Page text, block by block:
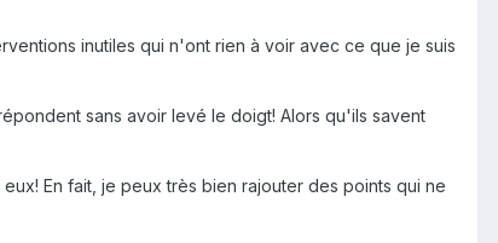
inutiles qui n'ont rien à voir avec ce que je suis
sans avoir levé le doigt! Alors qu'ils savent
En fait, je peux très bien rajouter des points qui ne